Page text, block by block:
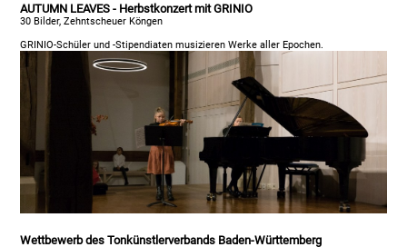
AUTUMN LEAVES - Herbstkonzert mit GRINIO
30 Bilder, Zehntscheuer Köngen
GRINIO-Schüler und -Stipendiaten musizieren Werke aller Epochen.
Wettbewerb des Tonkünstlerverbands Baden-Württemberg